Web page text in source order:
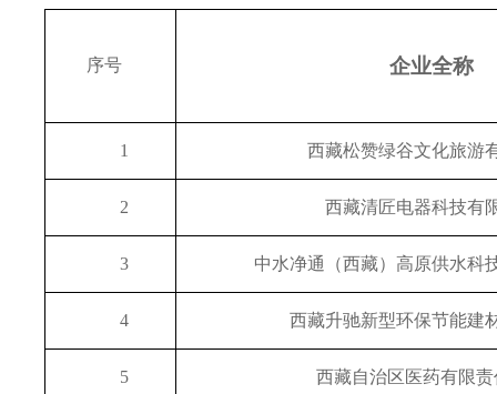
序号 企业全称
1 西藏松赞绿谷文化旅游
2 西藏清匠电器科技有
3 中水净通（西藏）高原供水科
4 西藏升驰新型环保节能建
5 西藏自治区医药有限